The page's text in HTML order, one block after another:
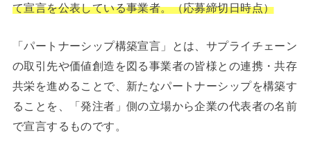
て宣言を公表している事業者。（応募締切日時点）
「パートナーシップ構築宣言」とは、サプライチェーン
の取引先や価値創造を図る事業者の皆様との連携・共存
共栄を進めることで、新たなパートナーシップを構築す
ることを、「発注者」側の立場から企業の代表者の名前
で宣言するものです。